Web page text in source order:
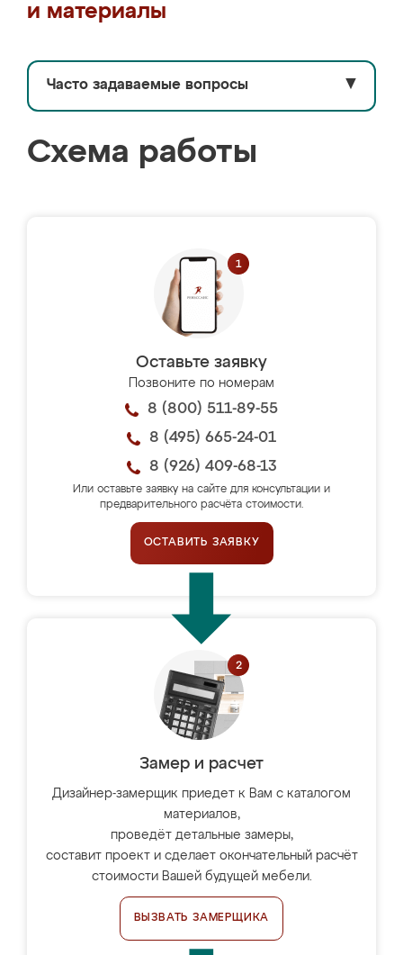
и материалы
Часто задаваемые вопросы ▼
Схема работы
Оставьте заявку
Позвоните по номерам
8 (800) 511-89-55
8 (495) 665-24-01
8 (926) 409-68-13
Или оставьте заявку на сайте для консультации и
предварительного расчёта стоимости.
ОСТАВИТЬ ЗАЯВКУ
Замер и расчет
Дизайнер-замерщик приедет к Вам с каталогом
материалов,
проведёт детальные замеры,
составит проект и сделает окончательный расчёт
стоимости Вашей будущей мебели.
ВЫЗВАТЬ ЗАМЕРЩИКА